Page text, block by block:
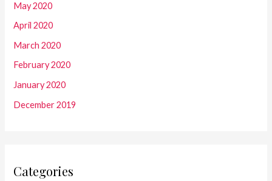
May 2020
April 2020
March 2020
February 2020
January 2020
December 2019
Categories